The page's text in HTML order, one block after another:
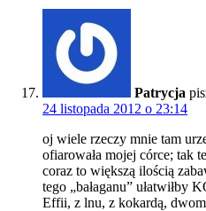
Patrycja
24 listopada 2012 o 23:14
oj wiele rzeczy mnie tam
ofiarowała mojej córce; tak
coraz to większą ilością
tego „bałaganu”
Effii, z lnu, z kokardą,